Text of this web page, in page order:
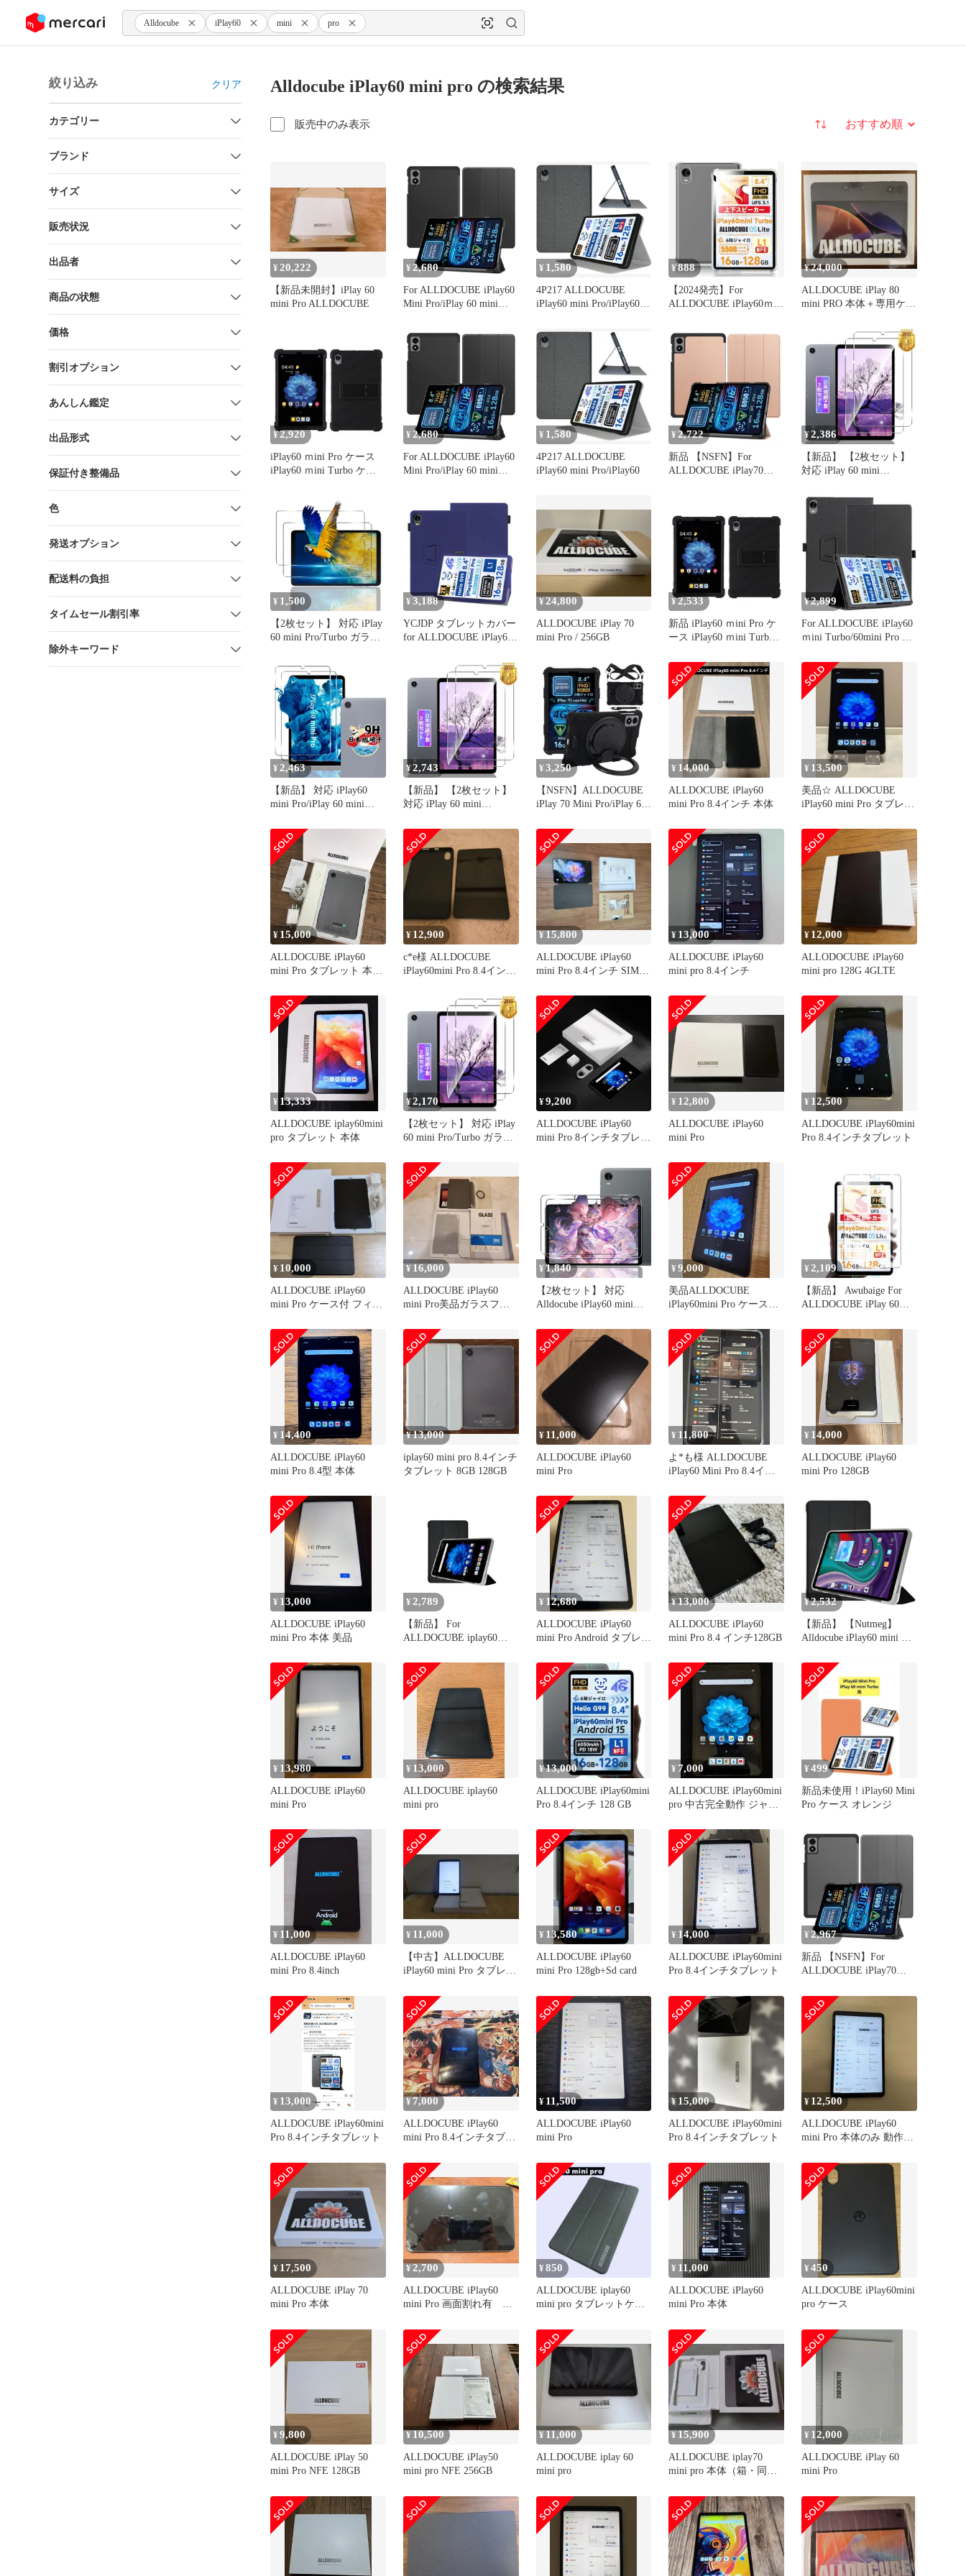
ツにスキップ Alldocube iPlay60 mini pro
絞り込み クリア
カテゴリー
ブランド
サイズ
販売状況
出品者
商品の状態
価格
割引オプション
あんしん鑑定
出品形式
保証付き整備品
色
発送オプション
配送料の負担
タイムセール割引率
除外キーワード
Alldocube iPlay60 mini pro の検索結果
販売中のみ表示 並び替え
¥ 20,222
【新品未開封】iPlay 60
mini Pro ALLDOCUBE
¥ 2,680
For ALLDOCUBE iPlay60
Mini Pro/iPlay 60 mini
ALLDOCUBE タブレット
8.4インチ 2024年用 カバ
ー スタンド機能付き 三
薄型 落下防止 全面型 耐
衝撃 落下防
¥ 1,580
4P217 ALLDOCUBE
iPlay60 mini Pro/iPlay60ｍ
(グレー)
¥888
【2024発売】For
ALLDOCUBE iPlay60ｍ
専用 ケース タブレット
ケース クリア 耐衝撃
TPU素材 黄変防止 落下
傷防止 iplay60mini turbo
¥24,000
ALLDOCUBE iPlay 80
mini PRO 本体＋専用ケー
¥2,920
iPlay60 ｍini Pro ケース
iPlay60 ｍini Turbo ケー
バー【Trocent】
ALLDOCUBE 8.4インチ
タブレットケース ソフト
TPU 調節可能なスタ
¥ 2,680
For ALLDOCUBE iPlay60
Mini Pro/iPlay 60 mini
8.4インチ 2024年用 カバ
ー スタンド機能付き 三
薄型 落下防止 全面型 耐
衝撃 落下防
¥ 1,580
4P217 ALLDOCUBE
iPlay60 mini Pro/iPlay60
¥ 2,722
新品 【NSFN】For
ALLDOCUBE iPlay70
8.4インチ 用カバー 保護
ケース 三つ折り マグネ
ット開閉式 スタンド 落
下防止 スタン
¥2,386
【新品】 【2枚セット】
対応 iPlay 60 mini
ム 2枚 【日本製素材旭硝
子製】 対応 Alldocube
タブレット フィルム 強
化ガラス 液晶 保護フィ
ルム ケー
¥ 1,500
【2枚セット】 対応 iPlay
60 mini Pro/Turbo ガラス
ンチ 2枚 【 硬度9H 日本
旭硝子製 】 用
ALLDOCUBE iPlay60
mini Pro/Turbo 保護フィ
ルム 強化ガラス カバー
フィルム
¥3,188
YCJDP タブレットカバー
for ALLDOCUBE iPlay60
Pro ケース 8.4インチ
360°全面保護 スタンド機
能 多視角調整 ペンホル
ダー付き 磁気吸引 擦り
傷防止 持ち運びに便利な
ハンドスト
¥ 24,800
ALLDOCUBE iPlay 70
mini Pro / 256GB
¥2,533
新品 iPlay60 ｍini Pro ケ
ース iPlay60 ｍini Turbo
Pro/iPlay60ｍini Turbo カ
バー【Trocent】
ALLDOCUBE 8.4インチ
タブレットケース ソフト
TPU 調節可能
¥2,899
For ALLDOCUBE iPlay60
ｍini Turbo/60mini Pro ケ
【BAOLINTX】スタンド
機能 角度調整 高級PU レ
ザー 擦り傷防止 磁気吸
着 全面保護型 保護ケー
ス ALLDOCUBE iPlay60
ｍini Tu
¥ 2,463
【新品】 対応 iPlay60
mini Pro/iPlay 60 mini
護フィルム 【2枚セット
日本旭硝子製】 対応
Alldocube
iPlay60miniPro/iPlay
60miniTurbo 8.4インチ タ
¥2,743
【新品】 【2枚セット】
対応 iPlay 60 mini
ム 2枚 【日本製素材旭硝
子製】 対応 Alldocube
iPlay60mini Pro 8.4インチ
タブレット フィルム 強
化ガラス 液晶 保護フィ
ルム ケー 0
¥ 3,250
【NSFN】ALLDOCUBE
iPlay 70 Mini Pro/iPlay 60
ALLDOCUBE タブレット
8.4インチ 2025年用 カバ
ー 360°回転スタンド ス
タンド可能 ハンドストラ
ップ付 肩掛け可能シ
¥ 14,000
ALLDOCUBE iPlay60
mini Pro 8.4インチ 本体
¥ 13,500
美品☆ ALLDOCUBE
iPlay60 mini Pro タブレッ
インチ 動作良好 コスパ
良
¥ 15,000
ALLDOCUBE iPlay60
mini Pro タブレット 本体
¥ 12,900
c*e様 ALLDOCUBE
iPlay60mini Pro 8.4インチ
¥ 15,800
ALLDOCUBE iPlay60
mini Pro 8.4インチ SIM対
¥ 13,000
ALLDOCUBE iPlay60
mini pro 8.4インチ
¥ 12,000
ALLODOCUBE iPlay60
mini pro 128G 4GLTE
¥ 13,333
ALLDOCUBE iplay60mini
pro タブレット 本体
¥2,170
【2枚セット】 対応 iPlay
60 mini Pro/Turbo ガラス
材旭硝子製】 対応
Alldocube iPlay60mini Pro
8.4インチ タブレット フ
ィルム 強化ガラス 液晶
保...（サイズ: ‎対応 iP
¥9,200
ALLDOCUBE iPlay60
mini Pro 8インチタブレッ
¥ 12,800
ALLDOCUBE iPlay60
mini Pro
¥ 12,500
ALLDOCUBE iPlay60mini
Pro 8.4インチタブレット
¥ 10,000
ALLDOCUBE iPlay60
mini Pro ケース付 フィル
¥16,000
ALLDOCUBE iPlay60
mini Pro美品ガラスフィ
¥1,840
【2枚セット】 対応
Alldocube iPlay60 mini
ム 【日本製素材旭硝子
製】 用 iPlay60 mini
Pro/iPlay60 Turbo 8.4イン
チ 強化ガラス 液晶 保護
フィルム 硬度9H 耐衝撃
飛
¥9,000
美品ALLDOCUBE
iPlay60mini Pro ケース付
¥ 2,109
【新品】 Awubaige For
ALLDOCUBE iPlay 60
Turbo ガラスフィルム 8.4
インチ Headwolf
FPad7/FPad6 フィルム 液
晶保護フィルム 強化ガラ
ス 耐久性/ラウ 1
¥ 14,400
ALLDOCUBE iPlay60
mini Pro 8.4型 本体
¥13,000
iplay60 mini pro 8.4インチ
タブレット 8GB 128GB
¥ 11,000
ALLDOCUBE iPlay60
mini Pro
¥ 11,800
よ*も様 ALLDOCUBE
iPlay60 Mini Pro 8.4イン
¥ 14,000
ALLDOCUBE iPlay60
mini Pro 128GB
¥ 13,000
ALLDOCUBE iPlay60
mini Pro 本体 美品
¥ 2,789
【新品】 For
ALLDOCUBE iplay60
Turbo 用のタブレットケ
ース カバー 8.4インチ 耐
衝撃 落下防止 専用保護
Hcsxlcj(ブラック)
¥ 12,680
ALLDOCUBE iPlay60
mini Pro Android タブレッ
¥13,000
ALLDOCUBE iPlay60
mini Pro 8.4 インチ128GB
¥2,532
【新品】 【Nutmeg】
Alldocube iPlay60 mini Pro
ケース カバー 8.4インチ
スタンド機能付き スマー
トタブレット 保護ケース
保護カバー 薄型 超軽量
全面保護型 高級PUレ 0
¥ 13,980
ALLDOCUBE iPlay60
mini Pro
¥ 13,000
ALLDOCUBE iplay60
mini pro
¥13,000
ALLDOCUBE iPlay60mini
Pro 8.4インチ 128 GB
¥ 7,000
ALLDOCUBE iPlay60mini
pro 中古完全動作 ジャン
¥499
新品未使用！iPlay60 Mini
Pro ケース オレンジ
¥ 11,000
ALLDOCUBE iPlay60
mini Pro 8.4inch
¥ 11,000
【中古】ALLDOCUBE
iPlay60 mini Pro タブレッ
¥ 13,580
ALLDOCUBE iPlay60
mini Pro 128gb+Sd card
¥ 14,000
ALLDOCUBE iPlay60mini
Pro 8.4インチタブレット
¥ 2,967
新品 【NSFN】For
ALLDOCUBE iPlay70
Pro/Turbo 専用ケース
ALLDOCUBE タブレット
8.4インチ 用カバー 保護
ケース 三つ折り マグネ
ット開閉式 スタンド 落
下防止 スタン
¥ 13,000
ALLDOCUBE iPlay60mini
Pro 8.4インチタブレット
¥ 7,000
ALLDOCUBE iPlay60
mini Pro 8.4インチタブレ
¥ 11,500
ALLDOCUBE iPlay60
mini Pro
¥ 15,000
ALLDOCUBE iPlay60mini
Pro 8.4インチタブレット
¥ 12,500
ALLDOCUBE iPlay60
mini Pro 本体のみ 動作確
¥ 17,500
ALLDOCUBE iPlay 70
mini Pro 本体
¥2,700
ALLDOCUBE iPlay60
mini Pro 画面割れ有 ジ
¥850
ALLDOCUBE iplay60
mini pro タブレットケー
¥ 11,000
ALLDOCUBE iPlay60
mini Pro 本体
¥450
ALLDOCUBE iPlay60mini
pro ケース
¥9,800
ALLDOCUBE iPlay 50
mini Pro NFE 128GB
¥ 10,500
ALLDOCUBE iPlay50
mini pro NFE 256GB
¥ 11,000
ALLDOCUBE iplay 60
mini pro
¥ 15,900
ALLDOCUBE iplay70
mini pro 本体（箱・同梱
¥ 12,000
ALLDOCUBE iPlay 60
mini Pro